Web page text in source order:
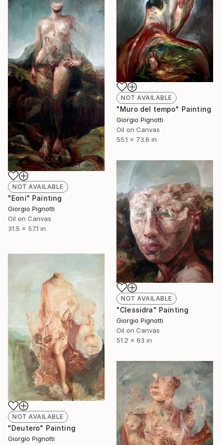
NOT AVAILABLE
"Muro del tempo" Painting
Giorgio Pignotti
Oil on Canvas
55.1 x 73.6 in
NOT AVAILABLE
"Eoni" Painting
Giorgio Pignotti
Oil on Canvas
31.5 x 57.1 in
NOT AVAILABLE
"Clessidra" Painting
Giorgio Pignotti
Oil on Canvas
51.2 x 63 in
NOT AVAILABLE
"Deutero" Painting
Giorgio Pignotti